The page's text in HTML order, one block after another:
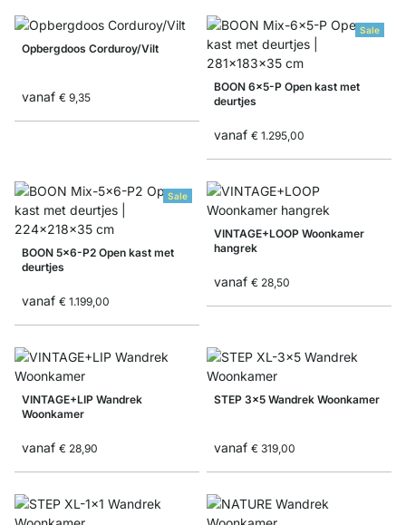
Opbergdoos Corduroy/Vilt
vanaf € 9,35
Sale
BOON 6x5-P Open kast met
deurtjes
vanaf € 1.295,00
Sale
BOON 5x6-P2 Open kast met
deurtjes
vanaf € 1.199,00
VINTAGE+LOOP Woonkamer
hangrek
vanaf € 28,50
VINTAGE+LIP Wandrek
Woonkamer
vanaf € 28,90
STEP 3x5 Wandrek Woonkamer
vanaf € 319,00